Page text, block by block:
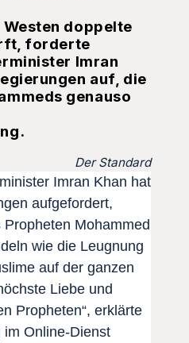
doppelte
forderte
Imran
auf, die
genauso
Der Standard
Imran Khan hat
aufgefordert,
Mohammed
wie die Leugnung
auf der ganzen
Liebe und
Propheten“, erklärte
im Online-Dienst